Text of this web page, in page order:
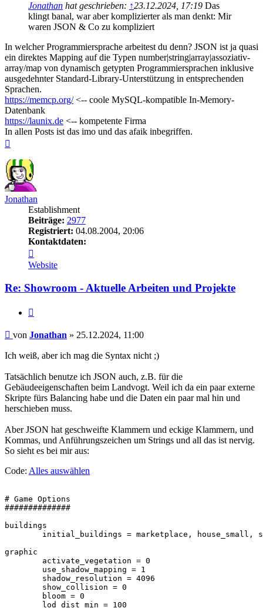
Jonathan hat geschrieben: ↑23.12.2024, 17:19 Das
klingt banal, war aber komplizierter als man denkt: Mir
waren JSON & Co zu kompliziert
In welcher Programmiersprache arbeitest du denn? JSON ist ja quasi
ein direktes Mapping auf die Typen number|string|array|assoziativ-
array/map von dynamisch getypten Programmiersprachen inklusive
ausgedehnter Standard-Library-Unterstützung in entsprechenden
Sprachen.
https://memcp.org/<-- coole MySQL-kompatible In-Memory-
Datenbank
https://launix.de <-- kompetente Firma
In allen Posts ist das imo und das afaik inbegriffen.
Jonathan
Establishment
Beiträge: 2977
Registriert: 04.08.2004, 20:06
Kontaktdaten:
von
Jonathan
Website
Re: Showroom - Aktuelle Arbeiten und Projekte
Beitrag
von Jonathan » 25.12.2024, 11:00
Ich weiß, aber ich mag die Syntax nicht ;)
Tatsächlich benutze ich JSON auch, z.B. für die
Gebäudeeigenschaften beim Landvogt. Weil ich da ein paar externe
Skripte fürs Balancing habe und die Daten ein paar mal hin und
herschieben muss.
Aber JSON hat geschweifte Klammern und eckige Klammern, und
Kommas, und Anführungszeichen um Strings und all das ist nervig.
So sieht es bei mir aus:
Code: Alles auswählen
# Game Options
##############
buildings
graphic